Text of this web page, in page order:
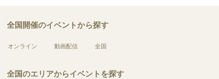
全国開催のイベントから探す
オンライン 動画配信 全国
全国のエリアからイベントを探す